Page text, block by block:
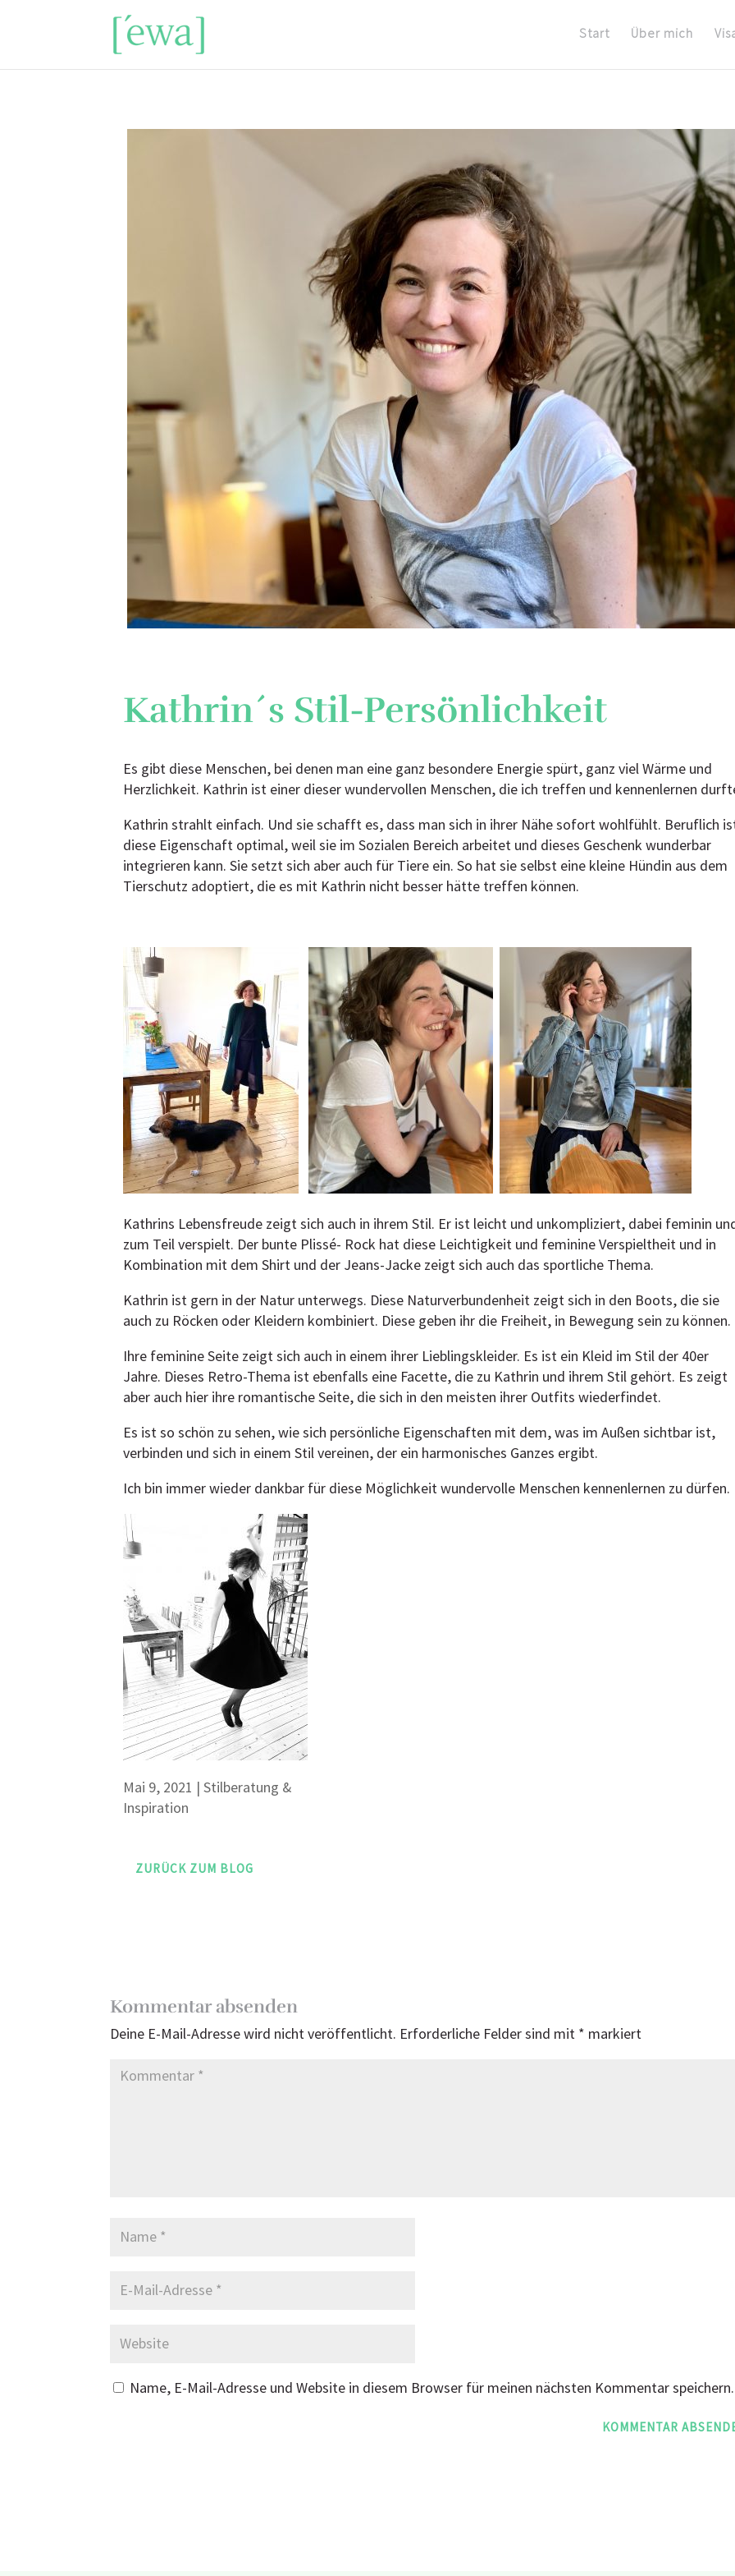
Start Über mich
Kathrin´s Stil-Persönlichkeit
Es gibt diese Menschen, bei denen man eine ganz besondere Energie spürt, ganz viel Wärme und
Herzlichkeit. Kathrin ist einer dieser wundervollen Menschen, die ich treffen und kennenlernen
Kathrin strahlt einfach. Und sie schafft es, dass man sich in ihrer Nähe sofort wohlfühlt. Beruflich
diese Eigenschaft optimal, weil sie im Sozialen Bereich arbeitet und dieses Geschenk wunderbar
integrieren kann. Sie setzt sich aber auch für Tiere ein. So hat sie selbst eine kleine Hündin aus dem
Tierschutz adoptiert, die es mit Kathrin nicht besser hätte treffen können.
Kathrins Lebensfreude zeigt sich auch in ihrem Stil. Er ist leicht und unkompliziert, dabei feminin
zum Teil verspielt. Der bunte Plissé- Rock hat diese Leichtigkeit und feminine Verspieltheit und in
Kombination mit dem Shirt und der Jeans-Jacke zeigt sich auch das sportliche Thema.
Kathrin ist gern in der Natur unterwegs. Diese Naturverbundenheit zeigt sich in den Boots, die sie
auch zu Röcken oder Kleidern kombiniert. Diese geben ihr die Freiheit, in Bewegung sein zu können.
Ihre feminine Seite zeigt sich auch in einem ihrer Lieblingskleider. Es ist ein Kleid im Stil der 40er
Jahre. Dieses Retro-Thema ist ebenfalls eine Facette, die zu Kathrin und ihrem Stil gehört. Es zeigt
aber auch hier ihre romantische Seite, die sich in den meisten ihrer Outfits wiederfindet.
Es ist so schön zu sehen, wie sich persönliche Eigenschaften mit dem, was im Außen sichtbar ist,
verbinden und sich in einem Stil vereinen, der ein harmonisches Ganzes ergibt.
Ich bin immer wieder dankbar für diese Möglichkeit wundervolle Menschen kennenlernen zu dürfen.
Mai 9, 2021 |Stilberatung &
Inspiration
ZURÜCK ZUM BLOG
Kommentar absenden
Deine E-Mail-Adresse wird nicht veröffentlicht. Erforderliche Felder sind mit * markiert
Name, E-Mail-Adresse und Website in diesem Browser für meinen nächsten Kommentar speichern.